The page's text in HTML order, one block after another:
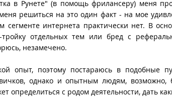
в Рунете" (в помощь фрилансеру) меня
решиться на это один факт - на мое
сегменте интернета практически нет. В
отдельных тем или бред с
незамечено.
опыт, поэтому постараюсь в подобные
однако и опытным людям, возможно,
определиться с родом деятельности, дать